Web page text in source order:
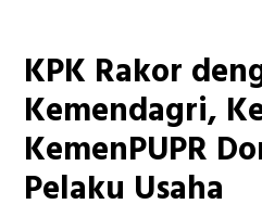
KPK Rakor
Kemendagri,
KemenPUPR
Pelaku Usaha